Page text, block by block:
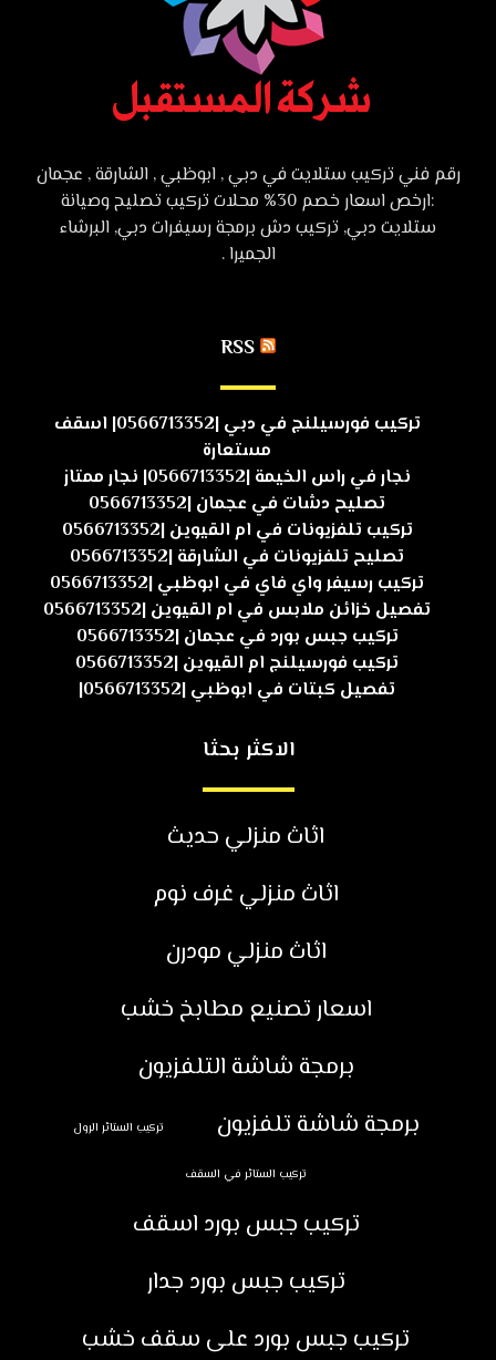
رقم فني تركيب ستلايت في دبي , ابوظبي , الشارقة , عجمان
:ارخص اسعار خصم 30% محلات تركيب تصليح وصيانة
ستلايت دبي, تركيب دش برمجة رسيفرات دبي, البرشاء
الجميرا .
RSS
تركيب فورسيلنج في دبي |0566713352| اسقف
مستعارة
نجار في راس الخيمة |0566713352| نجار ممتاز
تصليح دشات في عجمان |0566713352
تركيب تلفزيونات في ام القيوين |0566713352
تصليح تلفزيونات في الشارقة |0566713352
تركيب رسيفر واي فاي في ابوظبي |0566713352
تفصيل خزائن ملابس في ام القيوين |0566713352
تركيب جبس بورد في عجمان |0566713352
تركيب فورسيلنج ام القيوين |0566713352
تفصيل كبتات في ابوظبي |0566713352|
الاكثر بحثا
اثاث منزلي حديث
اثاث منزلي غرف نوم
اثاث منزلي مودرن
اسعار تصنيع مطابخ خشب
برمجة شاشة التلفزيون
برمجة شاشة تلفزيون
تركيب الستائر الرول
تركيب الستائر في السقف
تركيب جبس بورد اسقف
تركيب جبس بورد جدار
تركيب جبس بورد على سقف خشب